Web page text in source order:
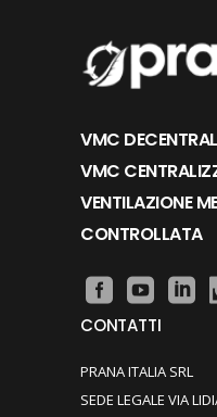
VMC
VMC
VENTILAZIONE
CONTROLLATA
CONTATTI
PRANA ITALIA SRL
SEDE LEGALE VIA